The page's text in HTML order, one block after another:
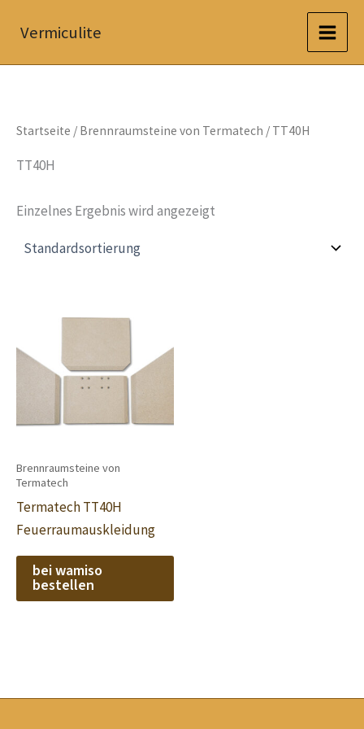
InhaltVermiculite
Startseite / Brennraumsteine von Termatech / TT40H
TT40H
Einzelnes Ergebnis wird angezeigt
Brennraumsteine von
Termatech
Termatech TT40H
Feuerraumauskleidung
bei wamiso
bestellen